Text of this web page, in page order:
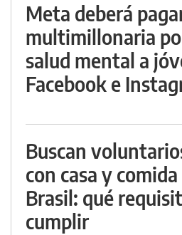
Meta deberá
multimillonaria
salud mental a
Facebook e
Buscan
con casa y
Brasil: qué
cumplir